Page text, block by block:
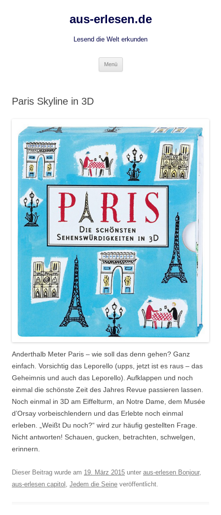
aus-erlesen.de
Lesend die Welt erkunden
Menü
Paris Skyline in 3D
Anderthalb Meter Paris – wie soll das denn gehen? Ganz
einfach. Vorsichtig das Leporello (upps, jetzt ist es raus – das
Geheimnis und auch das Leporello). Aufklappen und noch
einmal die schönste Zeit des Jahres Revue passieren lassen.
Noch einmal in 3D am Eiffelturm, an Notre Dame, dem Musée
d’Orsay vorbeischlendern und das Erlebte noch einmal
erleben. „Weißt Du noch?“ wird zur häufig gestellten Frage.
Nicht antworten! Schauen, gucken, betrachten, schwelgen,
erinnern.
Dieser Beitrag wurde am 19. März 2015 unter aus-erlesen Bonjour,
aus-erlesen capitol , Jedem die Seine veröffentlicht.